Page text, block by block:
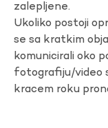
zalepljene.
Ukoliko postoji
se sa kratkim
komunicirali oko
fotografiju/video
kracem roku